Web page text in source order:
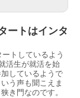
ートはインタ
トしているよう
活生が就活を始
しているようで
う声も聞こえま
き門なのです。